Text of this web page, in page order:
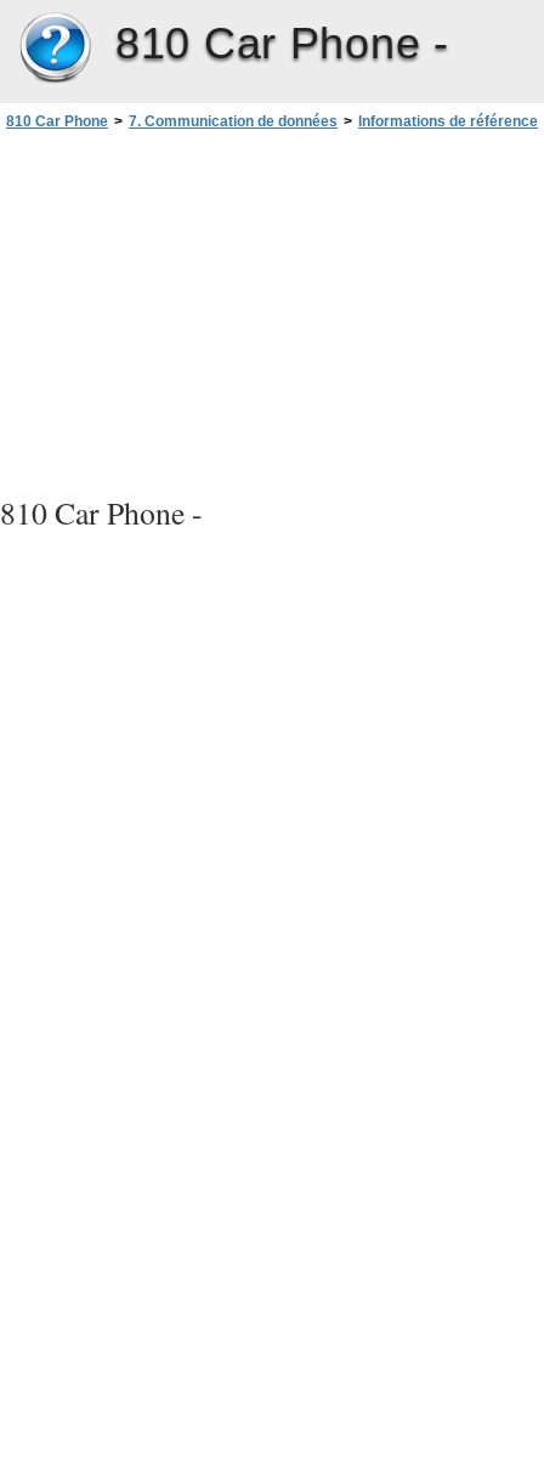
810 Car Phone -
810 Car Phone > 7. Communication de données > Informations de référence
810 Car Phone -